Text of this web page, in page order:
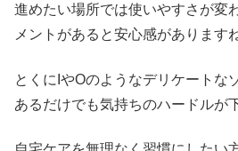
進めたい場所では使いやすさが変
メントがあると安心感があります
とくにIやOのようなデリケートな
あるだけでも気持ちのハードルが